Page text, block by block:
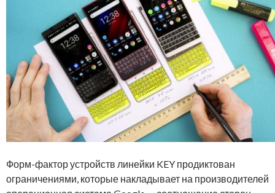
Форм-фактор устройств линейки KEY продиктован
ограничениями, которые накладывает на производителей